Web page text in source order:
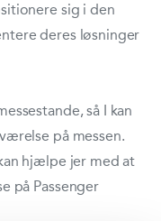
sig i den
deres løsninger
så I kan
på messen.
hjælpe jer med at
på Passenger